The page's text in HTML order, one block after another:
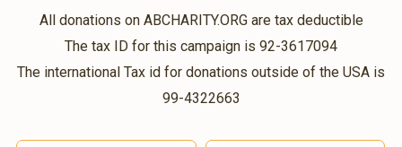
All donations on ABCHARITY.ORG are tax deductible
The tax ID for this campaign is 92-3617094
The international Tax id for donations outside of the USA is
99-4322663